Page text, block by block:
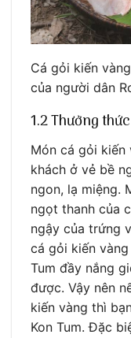
Cá gỏi kiến
của người dân
1.2 Thưởng
Món cá gỏi kiến
khách ở vẻ bề
ngon, lạ miệng.
ngọt thanh của
ngậy của trứng
cá gỏi kiến
Tum đầy nắng
được. Vậy nên
kiến vàng thì
Kon Tum. Đặc